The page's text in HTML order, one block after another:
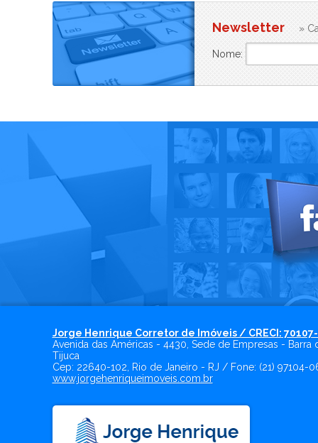
Newsletter »
Nome:
Jorge Henrique Corretor de Imóveis / CRECI:
Avenida das Américas - 4430, Sede de Empresas - Barra
Tijuca
Cep: 22640-102, Rio de Janeiro- RJ/ Fone: (21) 97104-
www.jorgehenriqueimoveis.com.br